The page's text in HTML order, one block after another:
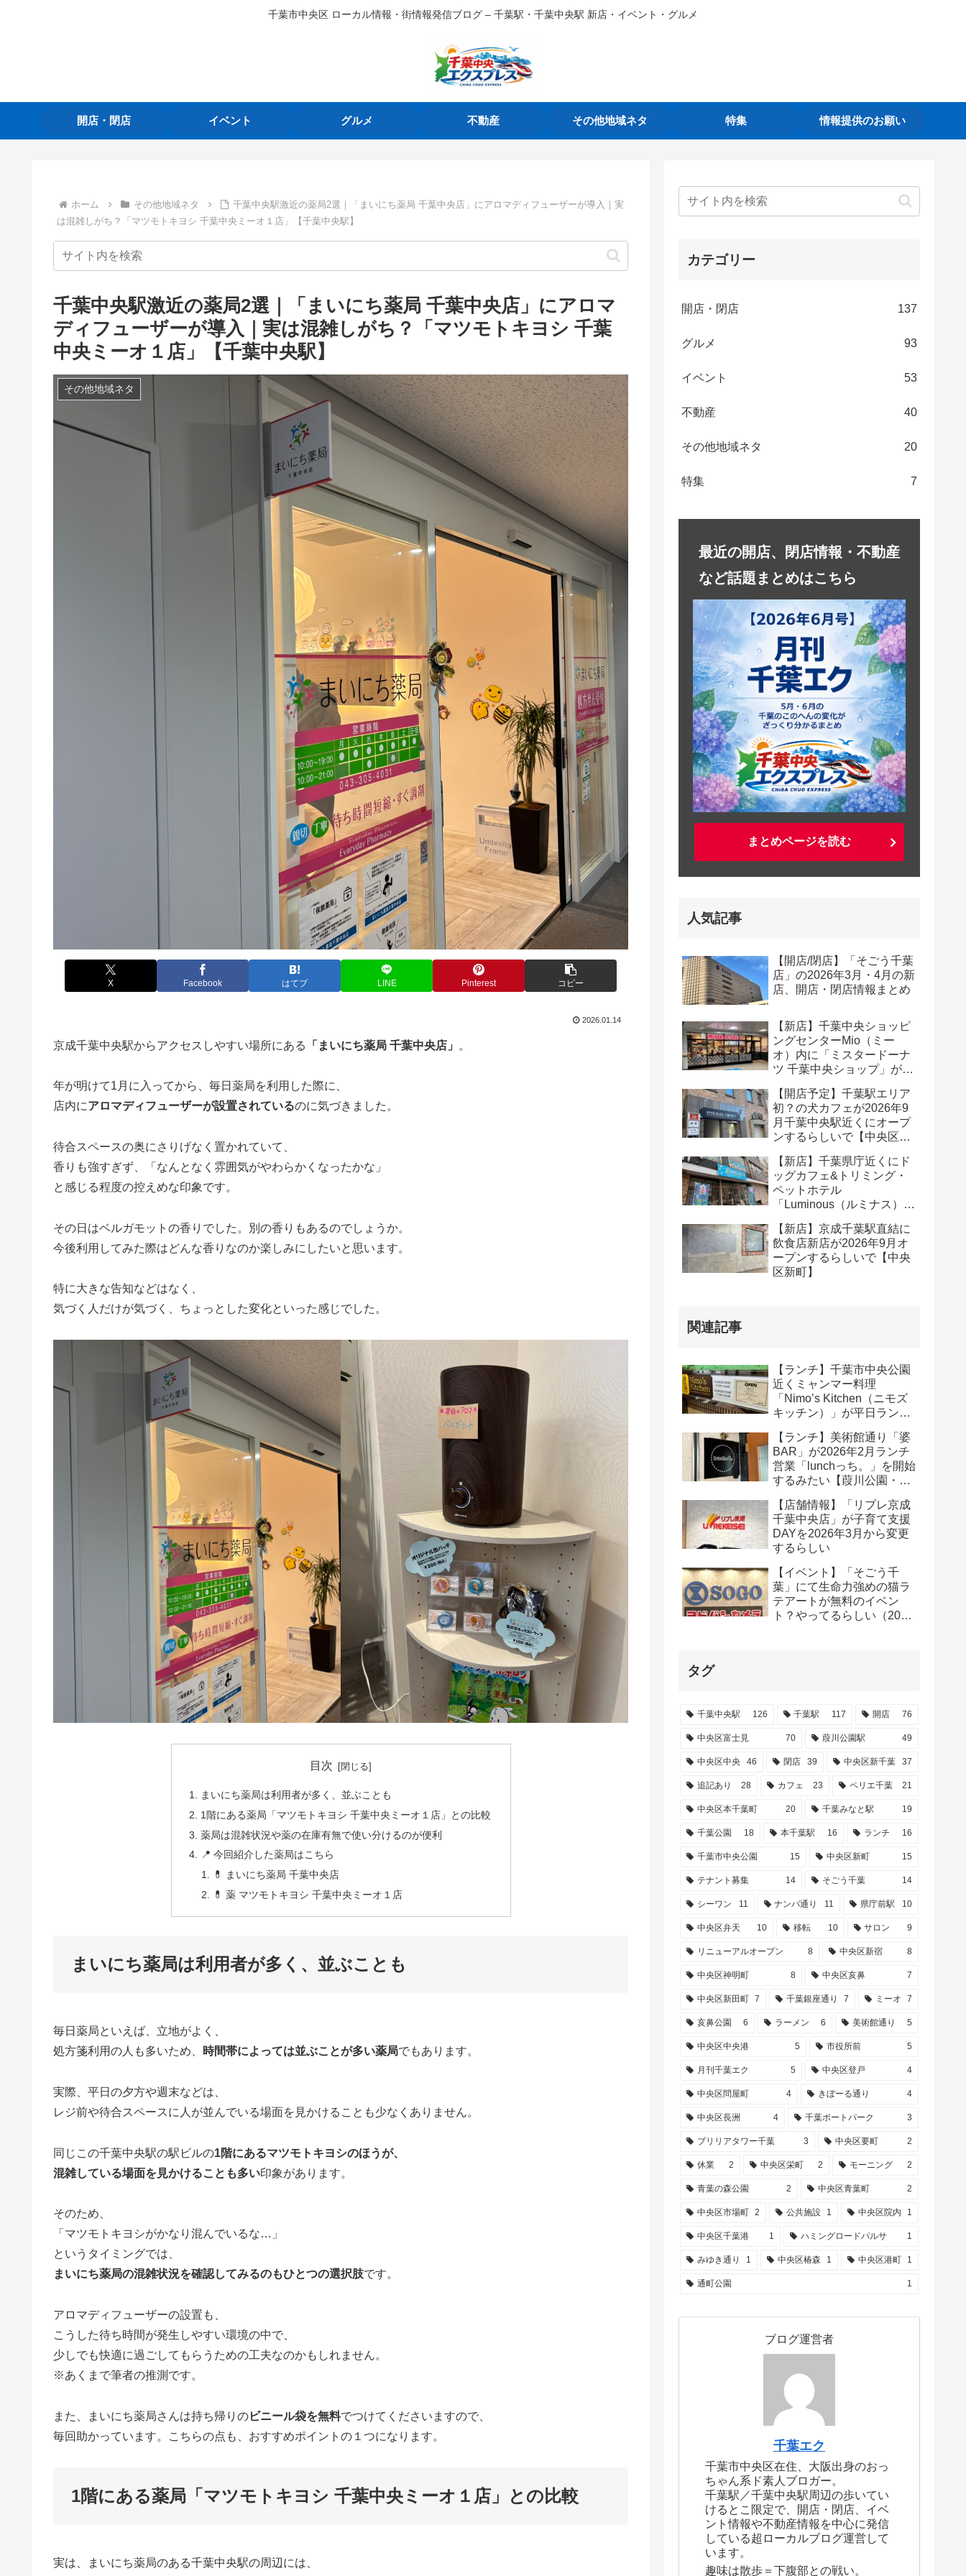
千葉市中央区 ローカル情報・街情報発信ブログ – 千葉駅・千葉中央駅 新店・イベント・グルメ
開店・閉店 イベント グルメ 不動産 その他地域ネタ 特集 情報提供のお願い
ホーム その他地域ネタ
千葉中央駅激近の薬局2選｜「まいにち薬局 千葉中央店」にアロマディフューザーが導入｜実
は混雑しがち？「マツモトキヨシ 千葉中央ミーオ１店」【千葉中央駅】
千葉中央駅激近の薬局2選｜「まいにち薬局 千葉中央店」にアロマ
ディフューザーが導入｜実は混雑しがち？「マツモトキヨシ 千葉
中央ミーオ１店」【千葉中央駅】
その他地域ネタ
X Facebook はてブ LINE Pinterest コピー
2026.01.14
京成千葉中央駅からアクセスしやすい場所にある 「まいにち薬局 千葉中央店」 。
年が明けて1月に入ってから、毎日薬局を利用した際に、
店内にアロマディフューザーが設置されているのに気づきました。
待合スペースの奥にさりげなく置かれていて、
香りも強すぎず、「なんとなく雰囲気がやわらかくなったかな」
と感じる程度の控えめな印象です。
その日はベルガモットの香りでした。別の香りもあるのでしょうか。
今後利用してみた際はどんな香りなのか楽しみにしたいと思います。
特に大きな告知などはなく、
気づく人だけが気づく、ちょっとした変化といった感じでした。
目次
まいにち薬局は利用者が多く、並ぶことも
1階にある薬局「マツモトキヨシ 千葉中央ミーオ１店」との比較
薬局は混雑状況や薬の在庫有無で使い分けるのが便利
📍 今回紹介した薬局はこちら
💊 まいにち薬局 千葉中央店
💊 薬 マツモトキヨシ 千葉中央ミーオ１店
まいにち薬局は利用者が多く、並ぶことも
毎日薬局といえば、立地がよく、
処方箋利用の人も多いため、
時間帯によっては並ぶことが多い薬局でもあります。
実際、平日の夕方や週末などは、
レジ前や待合スペースに人が並んでいる場面を見かけることも少なくありません。
同じこの千葉中央駅の駅ビルの1階にあるマツモトキヨシのほうが、
混雑している場面を見かけることも多い印象があります。
そのため、
「マツモトキヨシがかなり混んでいるな…」
というタイミングでは、
まいにち薬局の混雑状況を確認してみるのもひとつの選択肢です。
アロマディフューザーの設置も、
こうした待ち時間が発生しやすい環境の中で、
少しでも快適に過ごしてもらうための工夫なのかもしれません。
※あくまで筆者の推測です。
また、まいにち薬局さんは持ち帰りのビニール袋を無料でつけてくださいますので、
毎回助かっています。こちらの点も、おすすめポイントの１つになります。
1階にある薬局「マツモトキヨシ 千葉中央ミーオ１店」との比較
実は、まいにち薬局のある千葉中央駅の周辺には、
カテゴリー
開店・閉店 137
グルメ 93
イベント 53
不動産 40
その他地域ネタ 20
特集 7
最近の開店、閉店情報・不動産
など話題まとめはこちら
まとめページを読む
人気記事
【開店/閉店】「そごう千葉
店」の2026年3月・4月の新
店、開店・閉店情報まとめ
【新店】千葉中央ショッピ
ングセンターMio（ミー
オ）内に「ミスタードーナ
ツ 千葉中央ショップ」が
しいで【中央区本千葉町】
【開店予定】千葉駅エリア
初？の犬カフェが2026年9
月千葉中央駅近くにオープ
ンするらしいで【中央区中
【新店】千葉県庁近くにド
ッグカフェ&トリミング・
ペットホテル
「Luminous（ルミナス）」
らしいで【中央区市場町】
【新店】京成千葉駅直結に
飲食店新店が2026年9月オ
ープンするらしいで【中央
区新町】
関連記事
【ランチ】千葉市中央公園
近くミャンマー料理
「Nimo’s Kitchen（ニモズ
キッチン）」が平日ランチ
川公園・千葉中央】
【ランチ】美術館通り「婆
BAR」が2026年2月ランチ
営業「lunchっち。」を開始
するみたい【葭川公園・千
【店舗情報】「リブレ京成
千葉中央店」が子育て支援
DAYを2026年3月から変更
するらしい
【イベント】「そごう千
葉」にて生命力強めの猫ラ
テアートが無料のイベン
ト？やってるらしい（2026
タグ
千葉中央駅 126 千葉駅 117 開店 76
中央区富士見 70 葭川公園駅 49
中央区中央 46 閉店 39 中央区新千葉 37
追記あり 28 カフェ 23 ペリエ千葉 21
中央区本千葉町 20 千葉みなと駅 19
千葉公園 18 本千葉駅 16 ランチ 16
千葉市中央公園 15 中央区新町 15
テナント募集 14 そごう千葉 14
シーワン 11 ナンパ通り 11 県庁前駅 10
中央区弁天 10 移転 10 サロン 9
リニューアルオープン 8 中央区新宿 8
中央区神明町 8 中央区亥鼻 7
中央区新田町 7 千葉銀座通り 7 ミーオ 7
亥鼻公園 6 ラーメン 6 美術館通り 5
中央区中央港 5 市役所前 5
月刊千葉エク 5 中央区登戸 4
中央区問屋町 4 きぼーる通り 4
中央区長洲 4 千葉ポートパーク 3
ブリリアタワー千葉 3 中央区要町 2
休業 2 中央区栄町 2 モーニング 2
青葉の森公園 2 中央区青葉町 2
中央区市場町 2 公共施設 1 中央区院内 1
中央区千葉港 1 ハミングロードパルサ 1
みゆき通り 1 中央区椿森 1 中央区港町 1
通町公園 1
ブログ運営者
千葉エク
千葉市中央区在住、大阪出身のおっ
ちゃん系ド素人ブロガー。
千葉駅／千葉中央駅周辺の歩いてい
けるとこ限定で、開店・閉店、イベ
ント情報や不動産情報を中心に発信
している超ローカルブログ運営して
います。
趣味は散歩＝下腹部との戦い。